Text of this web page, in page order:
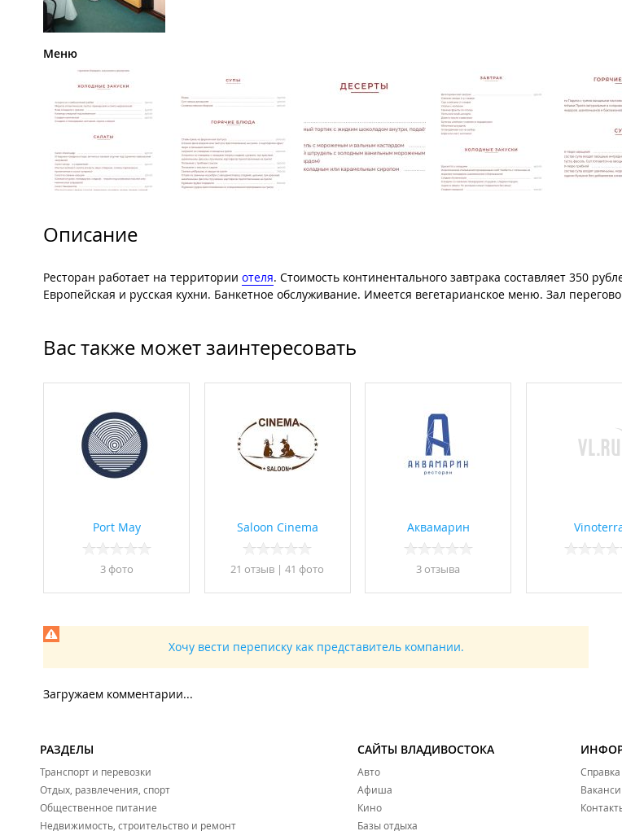
Меню
Описание
Ресторан работает на территории отеля. Стоимость континентального завтрака составляет 350
Европейская и русская кухни. Банкетное обслуживание. Имеется вегетарианское меню. Зал
Вас также может заинтересовать
Port May
3 фото
Saloon Cinema
21 отзыв | 41 фото
Аквамарин
3 отзывa
Хочу вести переписку как представитель компании.
Загружаем комментарии...
РАЗДЕЛЫ
Транспорт и перевозки
Отдых, развлечения, спорт
Общественное питание
Недвижимость, строительство и ремонт
САЙТЫ ВЛАДИВОСТОКА
Авто
Афиша
Кино
Базы отдыха
Справка